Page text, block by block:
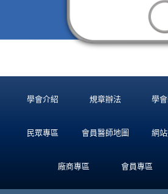
學會介紹 規章辦法 學
民眾專區 會員醫師地圖 網
廠商專區 會員專區